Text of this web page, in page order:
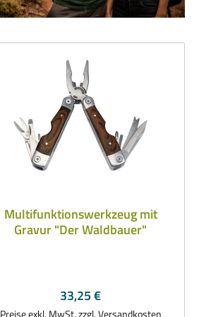
Multifunktionswerkzeug mit
Gravur "Der Waldbauer"
Regulärer Preis:
33,25 €
Preise exkl. MwSt. zzgl. Versandkosten